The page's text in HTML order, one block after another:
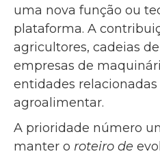
uma nova função ou
plataforma. A
agricultores, cadeias
empresas de
entidades relacionadas
agroalimentar.
A prioridade número
manter o roteiro de